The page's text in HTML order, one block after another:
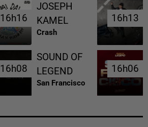
16h16
16h16
JOSEPH
KAMEL
Crash
16h13
16h13
16h08
16h08
SOUND OF
LEGEND
San Francisco
16h06
16h06